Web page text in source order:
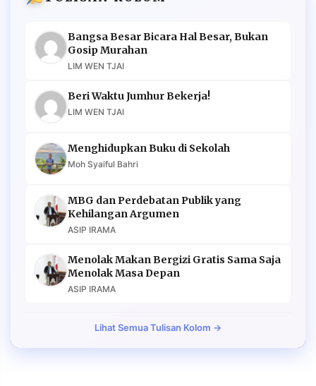
Bangsa Besar Bicara Hal Besar, Bukan
Gosip Murahan
LIM WEN TJAI
Beri Waktu Jumhur Bekerja!
LIM WEN TJAI
Menghidupkan Buku di Sekolah
Moh Syaiful Bahri
MBG dan Perdebatan Publik yang
Kehilangan Argumen
ASIP IRAMA
Menolak Makan Bergizi Gratis Sama Saja
Menolak Masa Depan
ASIP IRAMA
Lihat Semua Tulisan Kolom →